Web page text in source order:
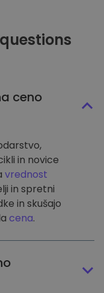
ceno
in novice
vrednost
in spretni
in skušajo
cena.